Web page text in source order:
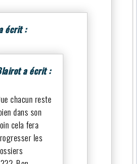
écrit :
a écrit :
chacun reste
dans son
cela fera
les